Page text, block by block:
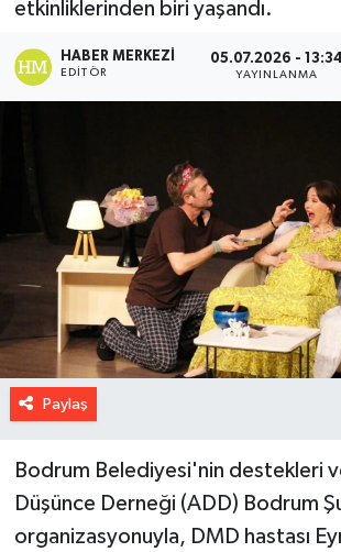
etkinliklerinden biri yaşandı.
HABER MERKEZI
EDITÖR
05.07.2026 -
YAYINLANMA
Paylaş
Bodrum Belediyesi'nin destekleri
Düşünce Derneği (ADD) Bodrum
organizasyonuyla, DMD hastası
Medya
Sağlık
Haber Arşivi